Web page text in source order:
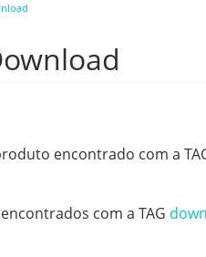
encontrado com a
com a TAG